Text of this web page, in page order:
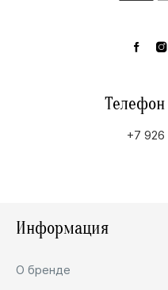
+7
Информация
О бренде